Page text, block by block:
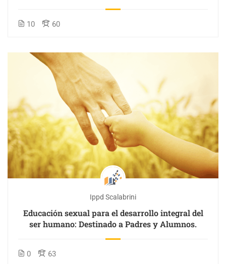
10 60
Ippd Scalabrini
Educación sexual para el desarrollo integral del
ser humano: Destinado a Padres y Alumnos.
0 63